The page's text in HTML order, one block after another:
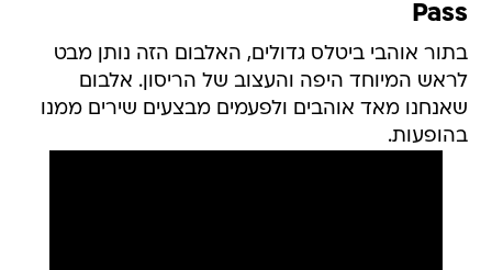
Pass
בתור אוהבי ביטלס גדולים, האלבום הזה נותן מבט
לראש המיוחד היפה והעצוב של הריסון. אלבום
שאנחנו מאד אוהבים ולפעמים מבצעים שירים ממנו
בהופעות.